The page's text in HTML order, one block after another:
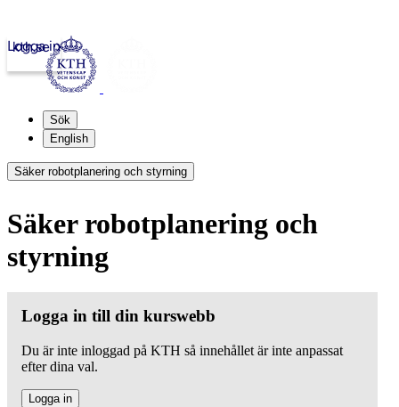
kth.se
Logga in
Sök
English
Säker robotplanering och styrning
Säker robotplanering och
styrning
Logga in till din kurswebb
Du är inte inloggad på KTH så innehållet är inte anpassat
efter dina val.
Logga in